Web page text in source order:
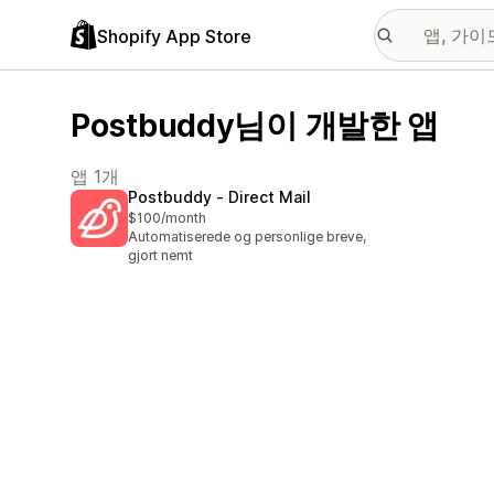
Shopify App Store
Postbuddy님이 개발한 앱
앱 1개
Postbuddy ‑ Direct Mail
$100/month
Automatiserede og personlige breve,
gjort nemt